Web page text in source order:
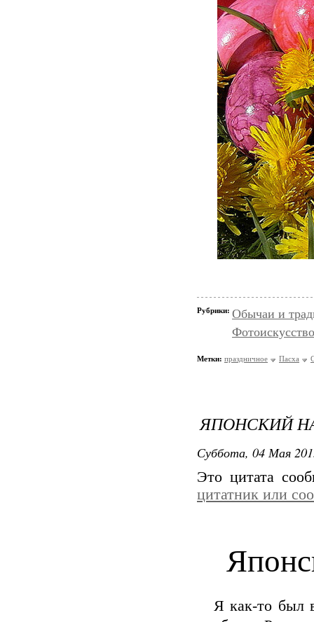
Рубрики: Обычаи и
Фотоискусство
Метки: праздничное Пасха
ЯПОНСКИЙ
Суббота, 04 Мая
Это цитата
цитатник или
Я как-то был